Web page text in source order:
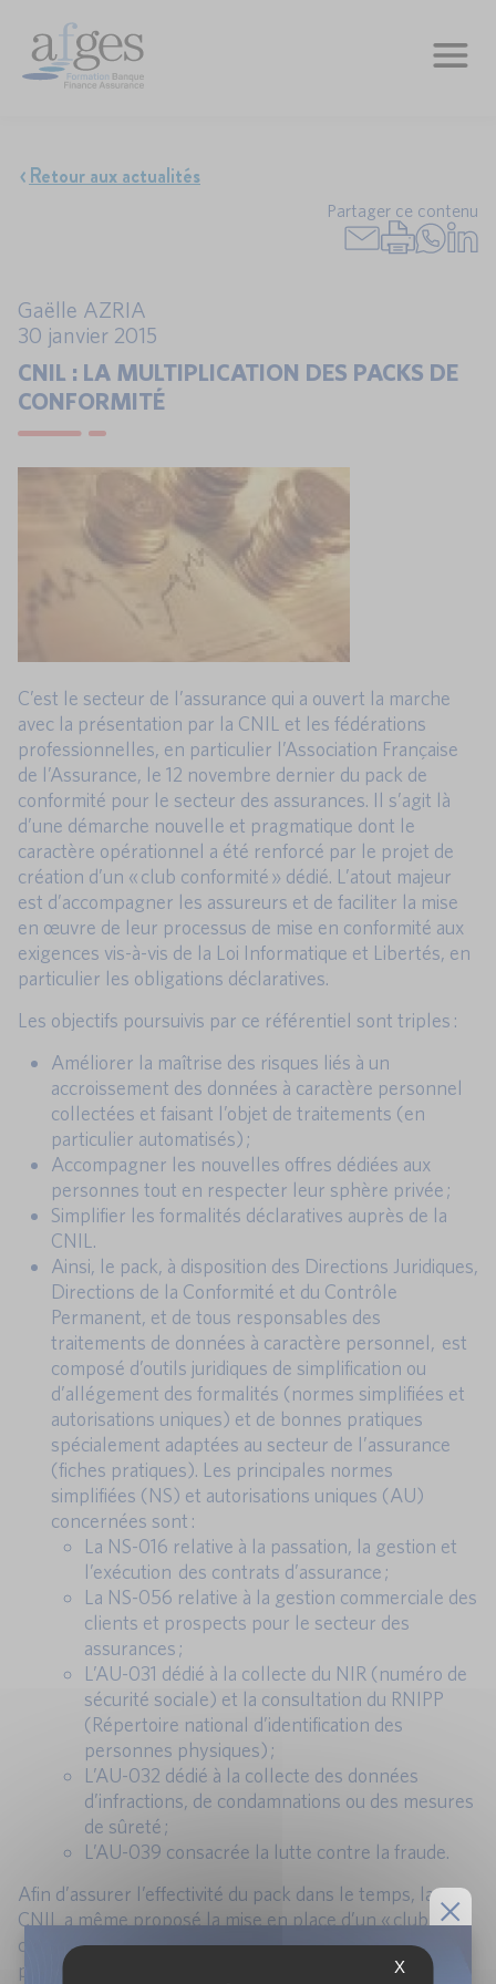
Retour aux actualités
Partager ce contenu
Gaëlle AZRIA
30 janvier 2015
CNIL : LA MULTIPLICATION DES PACKS DE
CONFORMITÉ
C’est le secteur de l’assurance qui a ouvert la marche
avec la présentation par la CNIL et les fédérations
professionnelles, en particulier l’Association Française
de l’Assurance, le 12 novembre dernier du pack de
conformité pour le secteur des assurances. Il s’agit là
d’une démarche nouvelle et pragmatique dont le
caractère opérationnel a été renforcé par le projet de
création d’un « club conformité » dédié. L’atout majeur
est d’accompagner les assureurs et de faciliter la mise
en œuvre de leur processus de mise en conformité aux
exigences vis-à-vis de la Loi Informatique et Libertés, en
particulier les obligations déclaratives.
Les objectifs poursuivis par ce référentiel sont triples :
Améliorer la maîtrise des risques liés à un
accroissement des données à caractère personnel
collectées et faisant l’objet de traitements (en
particulier automatisés) ;
Accompagner les nouvelles offres dédiées aux
personnes tout en respecter leur sphère privée ;
Simplifier les formalités déclaratives auprès de la
CNIL.
Ainsi, le pack, à disposition des Directions Juridiques,
Directions de la Conformité et du Contrôle
Permanent, et de tous responsables des
traitements de données à caractère personnel, est
composé d’outils juridiques de simplification ou
d’allégement des formalités (normes simplifiées et
autorisations uniques) et de bonnes pratiques
spécialement adaptées au secteur de l’assurance
(fiches pratiques). Les principales normes
simplifiées (NS) et autorisations uniques (AU)
concernées sont :
La NS-016 relative à la passation, la gestion et
l’exécution des contrats d’assurance ;
La NS-056 relative à la gestion commerciale des
clients et prospects pour le secteur des
assurances ;
L’AU-031 dédié à la collecte du NIR (numéro de
sécurité sociale) et la consultation du RNIPP
(Répertoire national d’identification des
personnes physiques) ;
L’AU-032 dédié à la collecte des données
d’infractions, de condamnations ou des mesures
de sûreté ;
L’AU-039 consacrée la lutte contre la fraude.
Afin d’assurer l’effectivité du pack dans le temps, la
CNIL a même proposé la mise en place d’un « club
conformité » qui permettra de faire vivre le contenu du
pack et de veiller à l’application des règles introduites,
X